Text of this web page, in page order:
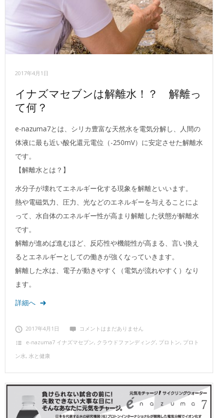
2017年4月1日
イナズマセブンは解離水！？ 解離っ
て何？
e-nazuma7とは、シリカ豊富な天然水を電気分解し、人間の
体液に最も近い酸化還元電位（-250mV）に安定させた解離水
です。
【解離水とは？】
水分子が壊れてエネルギー化する現象を解離といいます。
熱や電磁気力、圧力、光などのエネルギーを与えることによ
って、水自体のエネルギー性が高まり解離した状態が解離水
です。
解離が進めば進むほど、反応性や機能性が高まる、言い換え
るとエネルギーとしての働きが強くなっていきます。
解離した水は、電子が動きやすく（電気が流れやすく）なり
ます。
詳細へ
2017年4月1日
コメントはまだありません
e‐nazuma7 イナズマセブン, クラウドファンディング, プロトン, プロト
ン水, 水と健康